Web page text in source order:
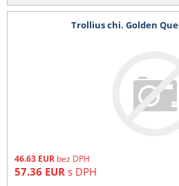
Trollius chi. Golden
46.63 EUR bez DPH
57.36 EUR s DPH